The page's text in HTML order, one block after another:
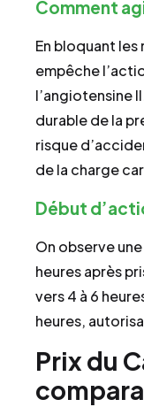
Comment
En bloquant les
empêche
l’angiotensine
durable de la
risque
de la charge
Début
On observe
heures après
vers 4 à 6
heures,
Prix du